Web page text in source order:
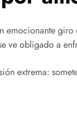
emocionante
ve obligado a
extrema: